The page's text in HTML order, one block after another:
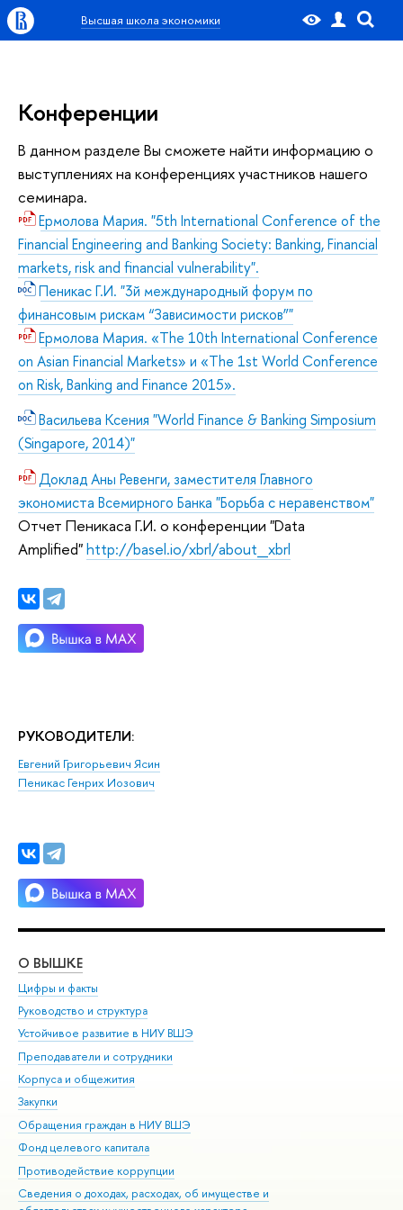
Высшая школа экономики
РУКОВОДИТЕЛИ:
Евгений Григорьевич Ясин
Пеникас Генрих Иозович
Конференции
В данном разделе Вы сможете найти информацию о
выступлениях на конференциях участников нашего
семинара.
Ермолова Мария. "5th International Conference of the
Financial Engineering and Banking Society: Banking, Financial
markets, risk and financial vulnerability".
Пеникас Г.И. "3й международный форум по
финансовым рискам “Зависимости рисков”"
Ермолова Мария. «The 10th International Conference
on Asian Financial Markets» и «The 1st World Conference
on Risk, Banking and Finance 2015».
Васильева Ксения "World Finance & Banking Simposium
(Singapore, 2014)"
Доклад Аны Ревенги, заместителя Главного
экономиста Всемирного Банка "Борьба с неравенством"
Отчет Пеникаса Г.И. о конференции "Data
Amplified"http://basel.io/xbrl/about_xbrl
О ВЫШКЕ
Цифры и факты
Руководство и структура
Устойчивое развитие в НИУ ВШЭ
Преподаватели и сотрудники
Корпуса и общежития
Закупки
Обращения граждан в НИУ ВШЭ
Фонд целевого капитала
Противодействие коррупции
Сведения о доходах, расходах, об имуществе и